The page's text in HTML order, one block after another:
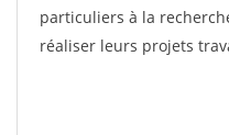
particuliers à la
réaliser leurs projets